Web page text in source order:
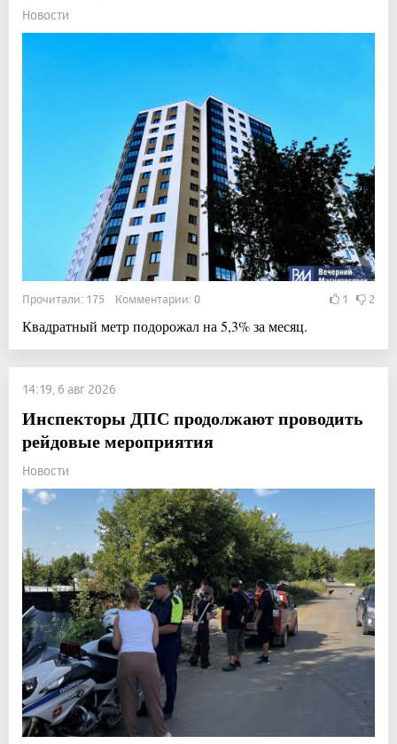
Новости
Прочитали: 175 Комментарии: 0 1 2
Квадратный метр подорожал на 5,3% за месяц.
14:19, 6 авг 2026
Инспекторы ДПС продолжают проводить
рейдовые мероприятия
Новости